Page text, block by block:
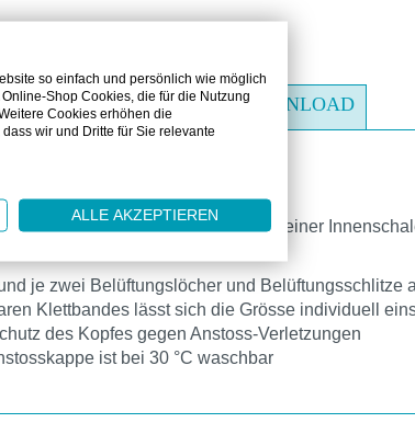
DOWNLOAD
in Form einer Baseball-Mütze mit einer
je zwei Belüftungslöcher und Belüftungsschlitze
Klettbandes lässt sich die Grösse individuell
des Kopfes gegen Anstoss-Verletzungen
ist bei 30 °C waschbar
so einfach und persönlich wie möglich
Shop Cookies, die für die Nutzung
Cookies erhöhen die
wir und Dritte für Sie relevante
ALLE AKZEPTIEREN